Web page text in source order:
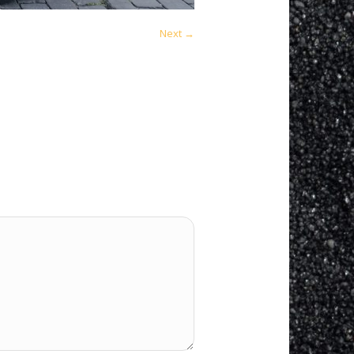
Next →